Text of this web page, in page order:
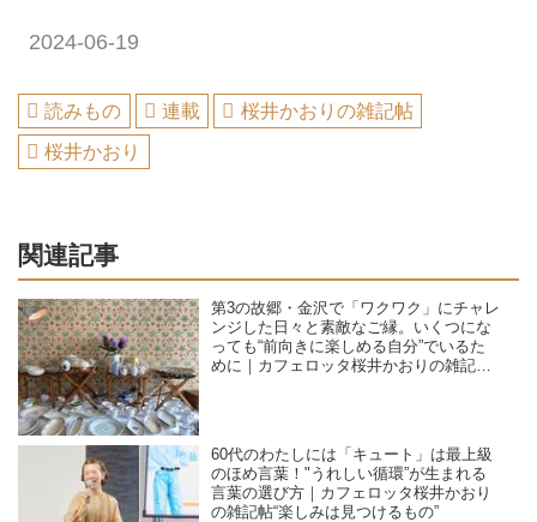
2024-06-19
読みもの 連載
桜井かおりの雑記帖
桜井かおり
関連記事
第3の故郷・金沢で「ワクワク」にチャレ
ンジした日々と素敵なご縁。いくつにな
っても“前向きに楽しめる自分”でいるた
めに｜カフェロッタ桜井かおりの雑記
60代のわたしには「キュート」は最上級
のほめ言葉！"うれしい循環”が生まれる
言葉の選び方｜カフェロッタ桜井かおり
の雑記帖“楽しみは見つけるもの”